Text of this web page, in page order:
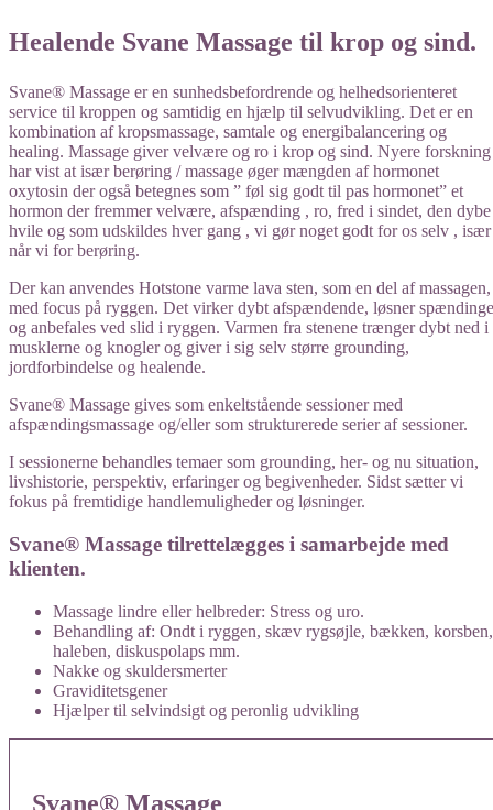
Healende Svane Massage til krop og sind.
Svane® Massage er en sunhedsbefordrende og helhedsorienteret
service til kroppen og samtidig en hjælp til selvudvikling. Det er en
kombination af kropsmassage, samtale og energibalancering og
healing. Massage giver velvære og ro i krop og sind. Nyere forskning
har vist at især berøring / massage øger mængden af hormonet
oxytosin der også betegnes som ” føl sig godt til pas hormonet” et
hormon der fremmer velvære, afspænding , ro, fred i sindet, den dybe
hvile og som udskildes hver gang , vi gør noget godt for os selv , især
når vi for berøring.
Der kan anvendes Hotstone varme lava sten, som en del af massagen,
med focus på ryggen. Det virker dybt afspændende, løsner
og anbefales ved slid i ryggen. Varmen fra stenene trænger dybt ned i
musklerne og knogler og giver i sig selv større grounding,
jordforbindelse og healende.
Svane® Massage gives som enkeltstående sessioner med
afspændingsmassage og/eller som strukturerede serier af sessioner.​
I sessionerne behandles temaer som grounding, her- og nu situation,
livshistorie, perspektiv, erfaringer og begivenheder. Sidst sætter vi
fokus på fremtidige handlemuligheder og løsninger.
Svane® Massage tilrettelægges i samarbejde med
klienten.
Massage lindre eller helbreder: Stress og uro.
Behandling af: Ondt i ryggen, skæv rygsøjle, bækken, korsben,
haleben, diskuspolaps mm.
Nakke og skuldersmerter
Graviditetsgener
Hjælper til selvindsigt og peronlig udvikling
Svane® Massage​